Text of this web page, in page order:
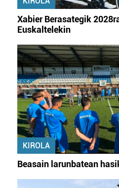
Xabier Berasategik
Euskaltelekin
KIROLA
Beasain larunbatean